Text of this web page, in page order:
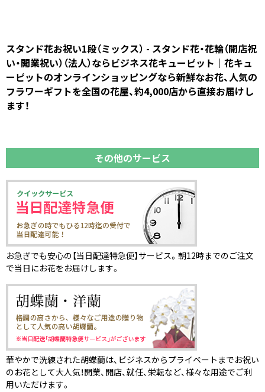
スタンド花お祝い1段（ミックス） - スタンド花・花輪（開店祝
い・開業祝い）（法人）ならビジネス花キューピット｜花キュ
ーピットのオンラインショッピングなら新鮮なお花、人気の
フラワーギフトを全国の花屋、約4,000店から直接お届けし
ます！
その他のサービス
お急ぎでも安心の【当日配達特急便】サービス。朝12時までのご注文
で当日にお花をお届けします。
華やかで洗練された胡蝶蘭は、ビジネスからプライベートまでお祝い
のお花として大人気！開業、開店、就任、栄転など、様々な用途でご利
用いただけます。